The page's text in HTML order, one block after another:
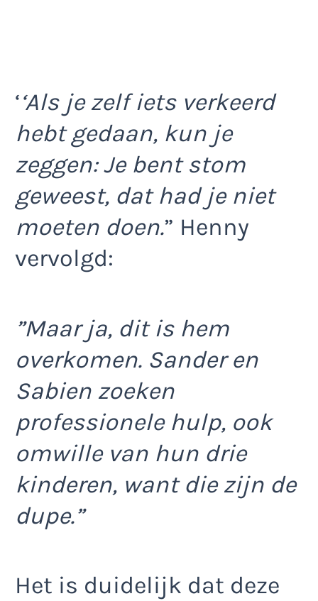
‘‘Als je zelf iets verkeerd
hebt gedaan, kun je
zeggen: Je bent stom
geweest, dat had je niet
moeten doen.” Henny
vervolgd:
”Maar ja, dit is hem
overkomen. Sander en
Sabien zoeken
professionele hulp, ook
omwille van hun drie
kinderen, want die zijn de
dupe.”
Het is duidelijk dat deze